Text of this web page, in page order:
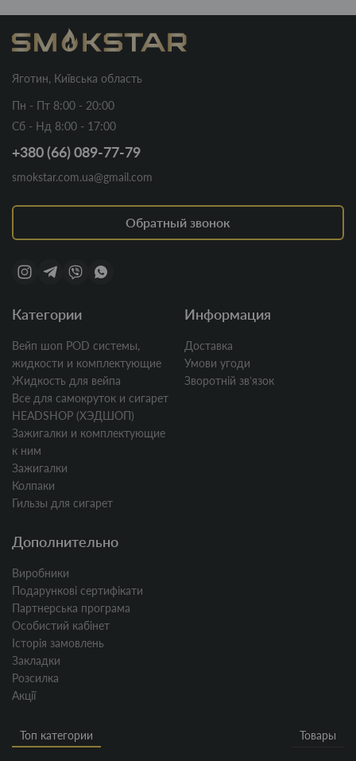
Яготин, Київська область
Пн - Пт 8:00 - 20:00
Сб - Нд 8:00 - 17:00
+380 (66) 089-77-79
smokstar.com.ua@gmail.com
Обратный звонок
Категории
Вейп шоп POD системы,
жидкости и комплектующие
Жидкость для вейпа
Все для самокруток и сигарет
HEADSHOP (ХЭДШОП)
Зажигалки и комплектующие
к ним
Зажигалки
Колпаки
Гильзы для сигарет
Информация
Доставка
Умови угоди
Зворотній звʼязок
Дополнительно
Виробники
Подарункові сертифікати
Партнерська програма
Особистий кабінет
Історія замовлень
Закладки
Розсилка
Акції
Топ категории Товары